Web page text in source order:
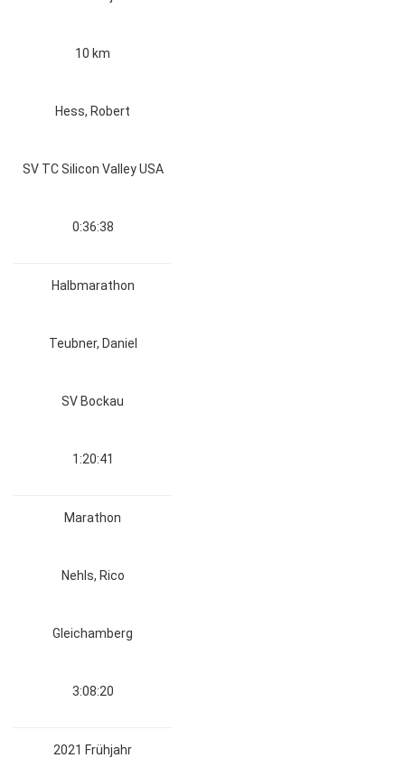
10 km
Hess, Robert
SV TC Silicon Valley USA
0:36:38
Halbmarathon
Teubner, Daniel
SV Bockau
1:20:41
Marathon
Nehls, Rico
Gleichamberg
3:08:20
2021 Frühjahr